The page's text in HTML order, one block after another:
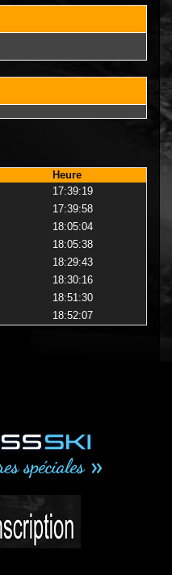
Heure
17:39:19
17:39:58
18:05:04
18:05:38
18:29:43
18:30:16
18:51:30
18:52:07